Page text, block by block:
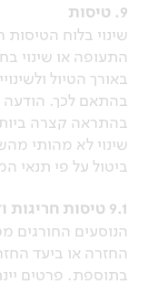
9. טיסות
שינוי בלוח
התעופה או שינוי
באורך הטיול
בהתאם לכך. הודעה
בהתראה קצרה
שינוי לא מהותי
ביטול על פי תנאי
9.1 טיסות חריגות ודמי ביטול טיסות
הנוסעים החורגים
החזרה או ביעד
בתוספת. פרטים